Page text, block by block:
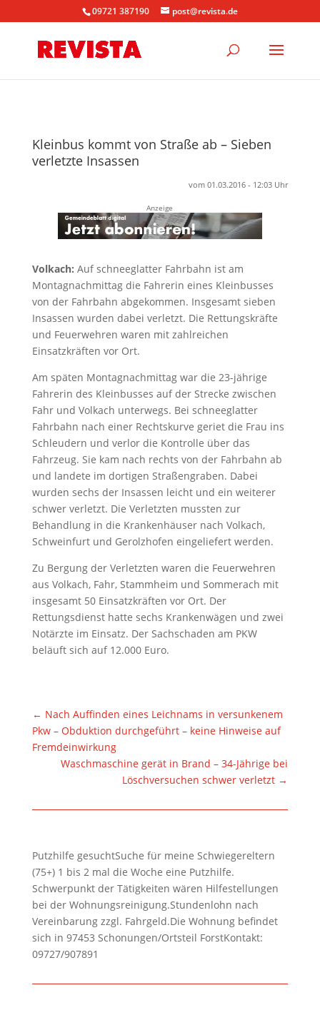
09721 387190 post@revista.de
Kleinbus kommt von Straße ab – Sieben
verletzte Insassen
vom 01.03.2016 - 12:03 Uhr
Anzeige
Volkach: Auf schneeglatter Fahrbahn ist am
Montagnachmittag die Fahrerin eines Kleinbusses
von der Fahrbahn abgekommen. Insgesamt sieben
Insassen wurden dabei verletzt. Die Rettungskräfte
und Feuerwehren waren mit zahlreichen
Einsatzkräften vor Ort.
Am späten Montagnachmittag war die 23-jährige
Fahrerin des Kleinbusses auf der Strecke zwischen
Fahr und Volkach unterwegs. Bei schneeglatter
Fahrbahn nach einer Rechtskurve geriet die Frau ins
Schleudern und verlor die Kontrolle über das
Fahrzeug. Sie kam nach rechts von der Fahrbahn ab
und landete im dortigen Straßengraben. Dabei
wurden sechs der Insassen leicht und ein weiterer
schwer verletzt. Die Verletzten mussten zur
Behandlung in die Krankenhäuser nach Volkach,
Schweinfurt und Gerolzhofen eingeliefert werden.
Zu Bergung der Verletzten waren die Feuerwehren
aus Volkach, Fahr, Stammheim und Sommerach mit
insgesamt 50 Einsatzkräften vor Ort. Der
Rettungsdienst hatte sechs Krankenwägen und zwei
Notärzte im Einsatz. Der Sachschaden am PKW
beläuft sich auf 12.000 Euro.
← Nach Auffinden eines Leichnams in versunkenem
Pkw – Obduktion durchgeführt – keine Hinweise auf
Fremdeinwirkung
Waschmaschine gerät in Brand – 34-Jährige bei
Löschversuchen schwer verletzt →
Putzhilfe gesuchtSuche für meine Schwiegereltern
(75+) 1 bis 2 mal die Woche eine Putzhilfe.
Schwerpunkt der Tätigkeiten wären Hilfestellungen
bei der Wohnungsreinigung.Stundenlohn nach
Vereinbarung zzgl. Fahrgeld.Die Wohnung befindet
sich in 97453 Schonungen/Ortsteil ForstKontakt:
09727/907891